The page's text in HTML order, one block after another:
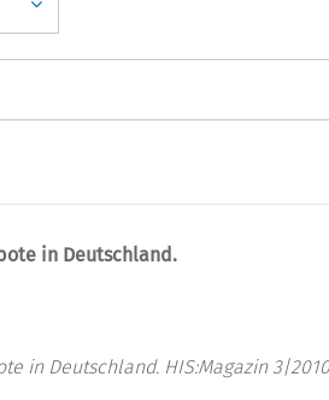
in Deutschland.
in Deutschland. HIS:Magazin 3|2010